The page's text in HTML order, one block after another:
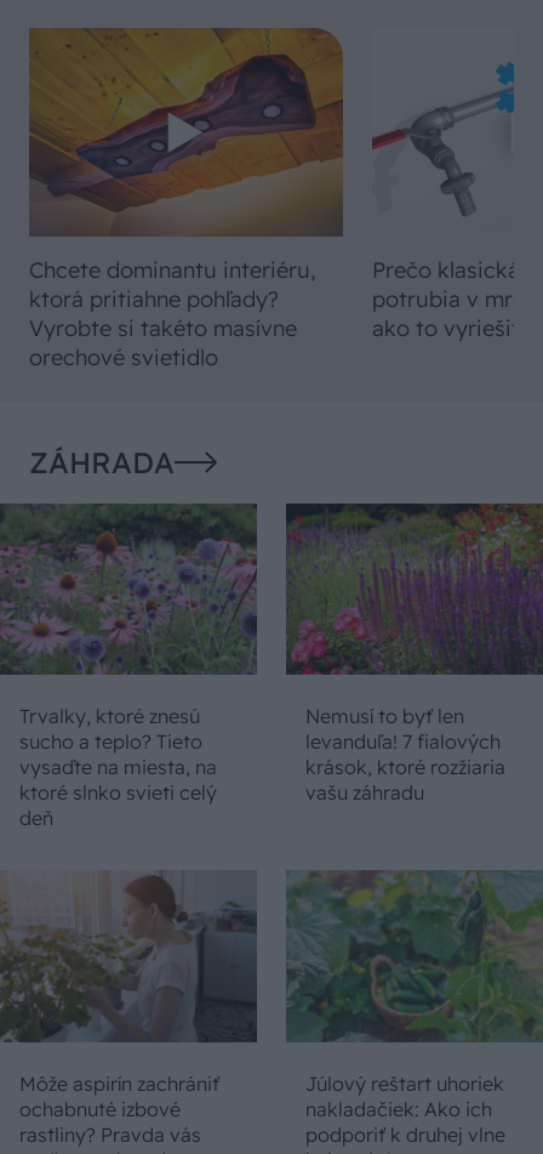
Chcete dominantu interiéru,
ktorá pritiahne pohľady?
Vyrobte si takéto masívne
orechové svietidlo
Prečo klasická
potrubia v
ako to vyriešiť
ZÁHRADA
Trvalky, ktoré znesú
sucho a teplo? Tieto
vysaďte na miesta, na
ktoré slnko svieti celý
deň
Nemusí to byť len
levanduľa! 7 fialových
krások, ktoré rozžiaria
vašu záhradu
Môže aspirín zachrániť
ochabnuté izbové
rastliny? Pravda vás
Júlový reštart uhoriek
nakladačiek: Ako ich
podporiť k druhej vlne